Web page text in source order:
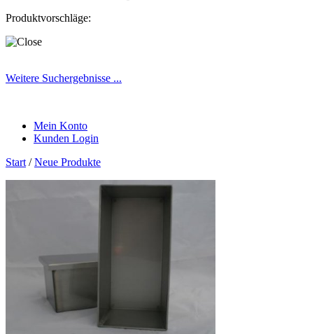
Produktvorschläge:
Weitere Suchergebnisse ...
Mein Konto
Kunden Login
Start /Neue Produkte